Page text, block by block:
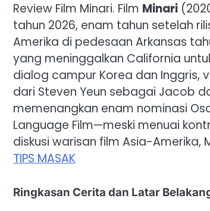
Review Film Minari. Film Minari
tahun 2026, enam tahun setelah
Amerika di pedesaan Arkansas
yang meninggalkan California
dialog campur Korea dan Inggris,
dari Steven Yeun sebagai Jacob
memenangkan enam nominasi
Language Film—meski menuai
diskusi warisan film Asia-
TIPS MASAK
Ringkasan Cerita dan Latar